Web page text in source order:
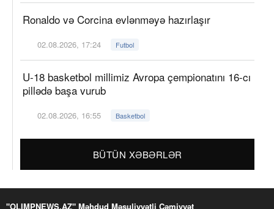
Ronaldo və Corcina evlənməyə hazırlaşır
02.08.2026, 17:24 Futbol
U-18 basketbol millimiz Avropa çempionatını 16-cı
pillədə başa vurub
02.08.2026, 16:55 Basketbol
BÜTÜN XƏBƏRLƏR
"OLIMPNEWS.AZ" Məhdud Məsuliyyətli Cəmiyyət